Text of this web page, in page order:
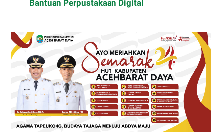
Bantuan Perpustakaan Digital